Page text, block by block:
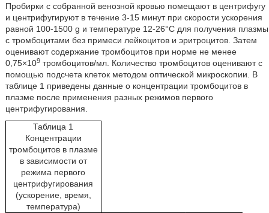
Пробирки с собранной венозной кровью помещают в центрифугу
и центрифугируют в течение 3-15 минут при скорости ускорения
равной 100-1500 g и температуре 12-26°C для получения плазмы
с тромбоцитами без примеси лейкоцитов и эритроцитов. Затем
оценивают содержание тромбоцитов при норме не менее
0,75×109тромбоцитов/мл. Количество тромбоцитов оценивают с
помощью подсчета клеток методом оптической микроскопии. В
таблице 1 приведены данные о концентрации тромбоцитов в
плазме после применения разных режимов первого
центрифугирования.
Таблица 1
Концентрации
тромбоцитов в плазме
в зависимости от
режима первого
центрифугирования
(ускорение, время,
температура)